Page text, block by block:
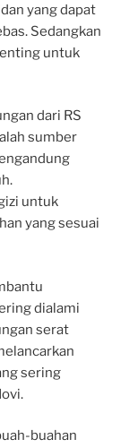
yang dapat
Sedangkan
untuk
dari RS
sumber
untuk
yang sesuai
dialami
serat
sering
buahan